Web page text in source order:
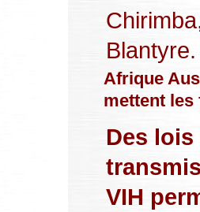
Afrique
mettent les
Des
VIH